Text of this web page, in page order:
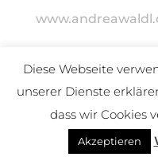
(c)
Diese Webseite
unserer Dienste
dass wir Cookies
Akzeptieren